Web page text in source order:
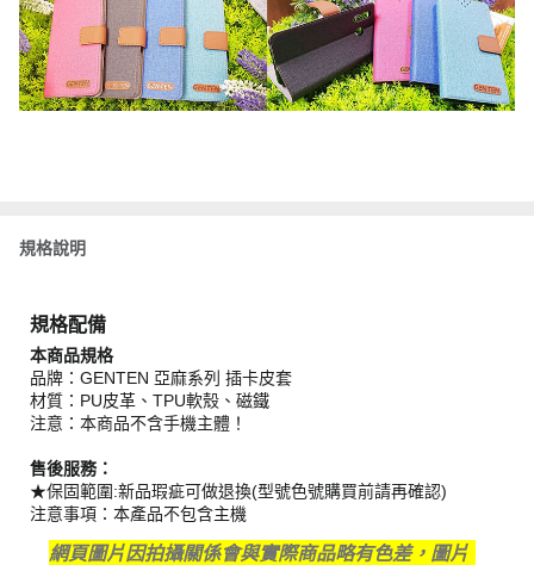
規格說明
規格配備
本商品規格
品牌：GENTEN 亞麻系列 插卡皮套
材質：PU皮革、TPU軟殼、磁鐵
注意：本商品不含手機主體！
售後服務：
★保固範圍:新品瑕疵可做退換(型號色號購買前請再確認)
注意事項：本產品不包含主機
網頁圖片因拍攝關係會與實際商品略有色差，圖片